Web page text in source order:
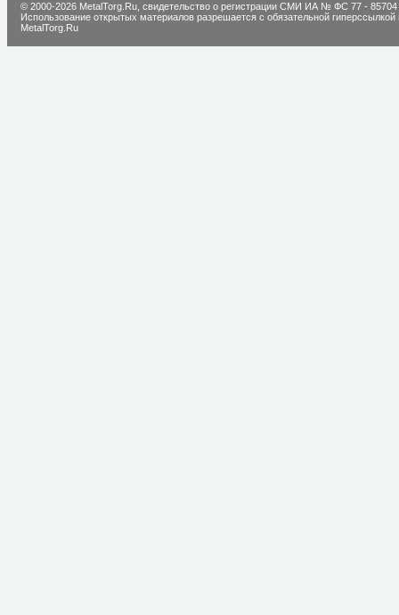
© 2000-2026 MetalTorg.Ru, cвидетельство о регистрации СМИ ИА № ФС 77 - 85704
Использование открытых материалов разрешается с обязательной гиперссылкой
MetalTorg.Ru